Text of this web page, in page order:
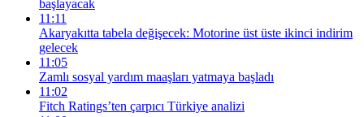
başlayacak
11:11
Akaryakıtta tabela değişecek: Motorine üst üste ikinci indirim
gelecek
11:05
Zamlı sosyal yardım maaşları yatmaya başladı
11:02
Fitch Ratings’ten çarpıcı Türkiye analizi